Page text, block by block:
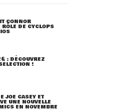
CONNOR
DE CYCLOPS
: DÉCOUVREZ
!
JOE CASEY ET
UNE NOUVELLE
EN NOVEMBRE